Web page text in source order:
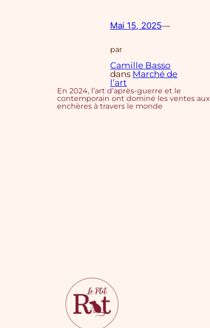
Mai 15, 2025—
par
Camille Basso
dans Marché de
l’art
En 2024, l’art d’après-guerre et le
contemporain ont dominé les ventes aux
enchères à travers le monde